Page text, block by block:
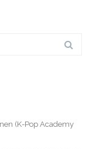
(K-Pop Academy